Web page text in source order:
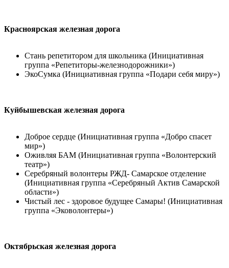
Красноярская железная дорога
Стань репетитором для школьника (Инициативная
группа «Репетиторы-железнодорожники»)
ЭкоСумка (Инициативная группа «Подари себя миру»)
Куйбышевская железная дорога
Доброе сердце (Инициативная группа «Добро спасет
мир»)
Оживляя БАМ (Инициативная группа «Волонтерский
театр»)
Серебряный волонтеры РЖД- Самарское отделение
(Инициативная группа «Серебряный Актив Самарской
области»)
Чистый лес - здоровое будущее Самары! (Инициативная
группа «Эковолонтеры»)
Октябрьская железная дорога